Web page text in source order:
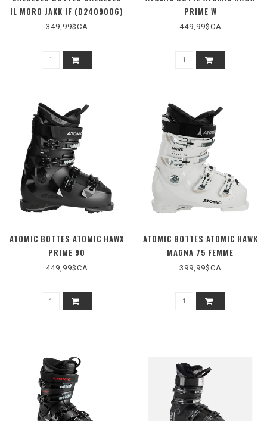
IL MORO JAKK IF (D2409006)
349,99$CA
PRIME W
449,99$CA
ATOMIC BOTTES ATOMIC HAWX
PRIME 90
449,99$CA
ATOMIC BOTTES ATOMIC HAWK
MAGNA 75 FEMME
399,99$CA